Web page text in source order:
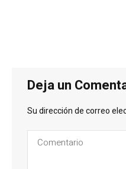
Deja un
Su dirección de correo